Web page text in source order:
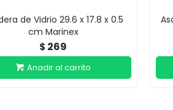
de Vidrio 29.6 x 17.8 x 0.5
cm Marinex
$ 269